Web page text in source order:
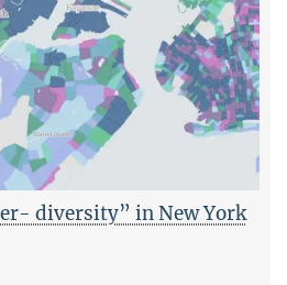
diversity” in New York